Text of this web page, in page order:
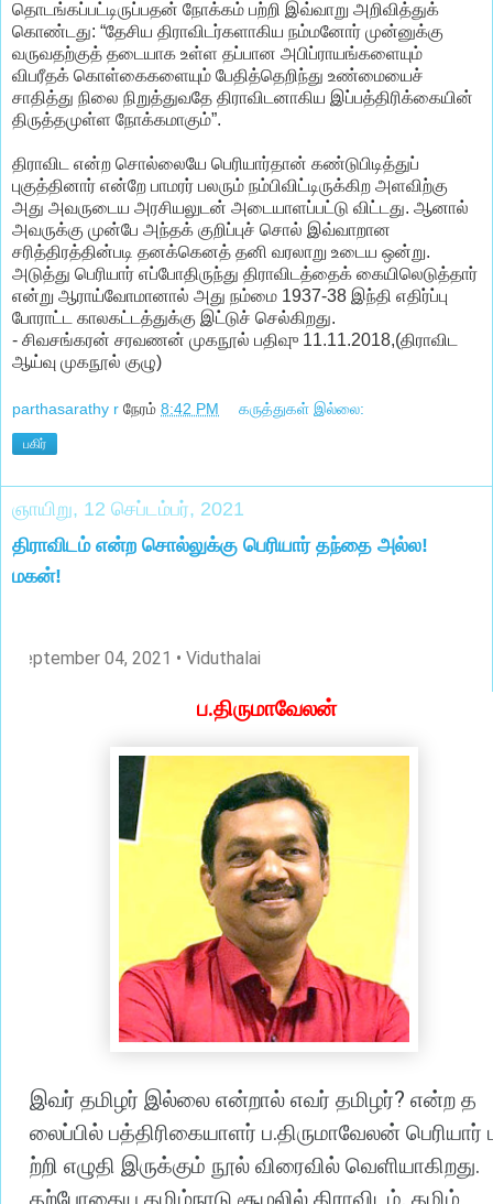
தொடங்கப்பட்டிருப்பதன் நோக்கம் பற்றி இவ்வாறு அறிவித்துக்
கொண்டது: “தேசிய திராவிடர்களாகிய நம்மனோர் முன்னுக்கு
வருவதற்குத் தடையாக உள்ள தப்பான அபிப்ராயங்களையும்
விபரீதக் கொள்கைகளையும் பேதித்தெறிந்து உண்மையைச்
சாதித்து நிலை நிறுத்துவதே திராவிடனாகிய இப்பத்திரிக்கையின்
திருத்தமுள்ள நோக்கமாகும்”.
திராவிட என்ற சொல்லையே பெரியார்தான் கண்டுபிடித்துப்
புகுத்தினார் என்றே பாமரர் பலரும் நம்பிவிட்டிருக்கிற அளவிற்கு
அது அவருடைய அரசியலுடன் அடையாளப்பட்டு விட்டது. ஆனால்
அவருக்கு முன்பே அந்தக் குறிப்புச் சொல் இவ்வாறான
சரித்திரத்தின்படி தனக்கெனத் தனி வரலாறு உடைய ஒன்று.
அடுத்து பெரியார் எப்போதிருந்து திராவிடத்தைக் கையிலெடுத்தார்
என்று ஆராய்வோமானால் அது நம்மை 1937-38 இந்தி எதிர்ப்பு
போராட்ட காலகட்டத்துக்கு இட்டுச் செல்கிறது.
- சிவசங்கரன் சரவணன் முகநூல் பதிவுு 11.11.2018,(திராவிட
ஆய்வு முகநூல் குழு)
parthasarathy r நேரம் 8:42 PM கருத்துகள் இல்லை:
பகிர்
ஞாயிறு, 12 செப்டம்பர், 2021
திராவிடம் என்ற சொல்லுக்கு பெரியார் தந்தை அல்ல!
மகன்!
September 04, 2021 • Viduthalai
ப.திருமாவேலன்
இவர் தமிழர் இல்லை என்றால் எவர் தமிழர்? என்ற த
லைப்பில் பத்திரிகையாளர் ப.திருமாவேலன் பெரியார்
ற்றி எழுதி இருக்கும் நூல் விரைவில் வெளியாகிறது.
தற்போதைய தமிழ்நாடு சூழலில் திராவிடம் தமிழ்